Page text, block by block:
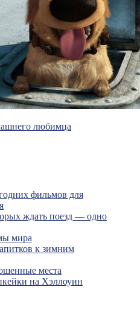
любимца
фильмов для
ждать поезд — одно
мира
к зимним
места
на Хэллоуин